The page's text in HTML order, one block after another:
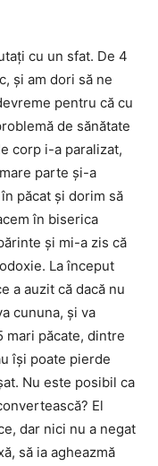
cu un sfat. De 4
și am dori să ne
pentru că cu
de sănătate
corp i-a paralizat,
parte și-a
păcat și dorim să
în biserica
și mi-a zis că
La început
a auzit că dacă nu
cununa, și va
mari păcate, dintre
își poate pierde
Nu este posibil ca
El
dar nici nu a negat
să ia agheazmă